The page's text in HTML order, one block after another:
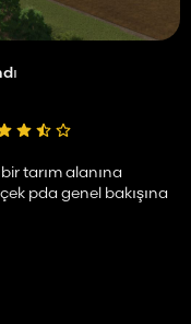
tarım alanına
pda genel bakışına